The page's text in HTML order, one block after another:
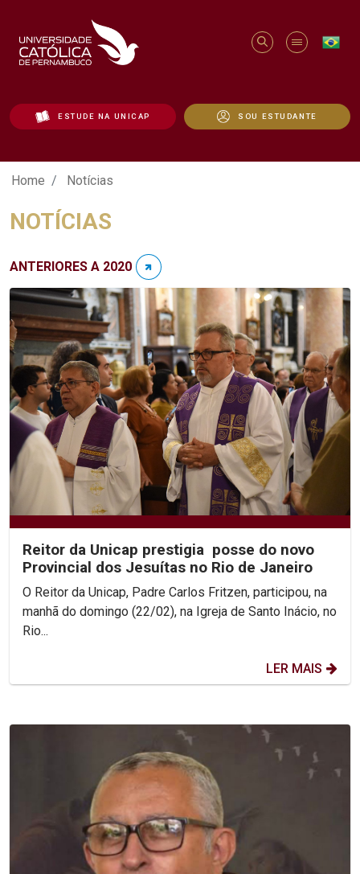
ESTUDE NA UNICAP SOU ESTUDANTE
Notícias - Unicap
Home Notícias
NOTÍCIAS
ANTERIORES A 2020
Reitor da Unicap prestigia posse do novo
Provincial dos Jesuítas no Rio de Janeiro
O Reitor da Unicap, Padre Carlos Fritzen, participou, na
manhã do domingo (22/02), na Igreja de Santo Inácio, no
Rio...
LER MAIS